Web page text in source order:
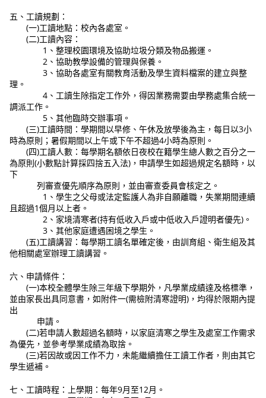
五、工讀規劃：
(一)工讀地點：校內各處室。
(二)工讀內容：
1、整理校園環境及協助垃圾分類及物品搬運。
2、協助教學設備的管理與保養。
3、協助各處室有關教育活動及學生資料檔案的建立與整
理。
4、工讀生除指定工作外，得因業務需要由學務處集合統一
調派工作。
5、其他臨時交辦事項。
(三)工讀時間：學期間以早修、午休及放學後為主，每日以3小
時為原則；暑假期間以上午或下午不超過4小時為原則。
(四)工讀人數：每學期名額依日夜校在籍學生總人數之百分之一
為原則(小數點計算採四捨五入法)，申請學生如超過規定名額時，以
下
列審查優先順序為原則，並由審查委員會核定之。
1、學生之父母或法定監護人為非自願離職，失業期間連續
且超過1個月以上者。
2、家境清寒者(持有低收入戶或中低收入戶證明者優先)。
3、其他家庭遭遇困境之學生。
(五)工讀講習：每學期工讀名單確定後，由訓育組、衛生組及其
他相關處室辦理工讀講習。
六、申請條件：
(一)本校全體學生除三年級下學期外，凡學業成績達及格標準，
並由家長出具同意書，如附件一(需檢附清寒證明)，均得於限期內提
出
申請。
(二)若申請人數超過名額時，以家庭清寒之學生及處室工作需求
為優先，並參考學業成績為取捨。
(三)若因故或因工作不力，未能繼續擔任工讀工作者，則由其它
學生遞補。
七、工讀時程：上學期：每年9月至12月。